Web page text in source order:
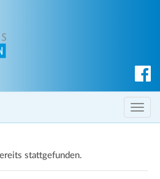
c
h T
o
l
stattgefunden.